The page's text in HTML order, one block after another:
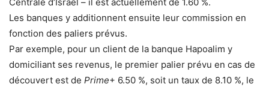
Les banques y additionnent ensuite leur commission en
fonction des paliers prévus.
Par exemple, pour un client de la banque Hapoalim y
domiciliant ses revenus, le premier palier prévu en cas de
découvert est de Prime+ 6.50 %, soit un taux de 8.10 %, le